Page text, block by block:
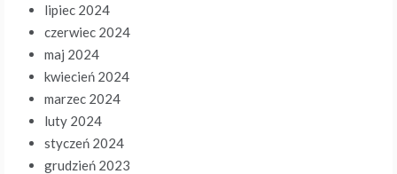
lipiec 2024
czerwiec 2024
maj 2024
kwiecień 2024
marzec 2024
luty 2024
styczeń 2024
grudzień 2023